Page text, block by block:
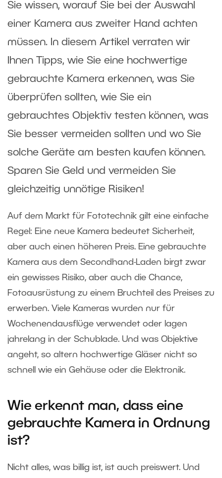
Sie wissen, worauf Sie bei der Auswahl
einer Kamera aus zweiter Hand achten
müssen. In diesem Artikel verraten wir
Ihnen Tipps, wie Sie eine hochwertige
gebrauchte Kamera erkennen, was Sie
überprüfen sollten, wie Sie ein
gebrauchtes Objektiv testen können, was
Sie besser vermeiden sollten und wo Sie
solche Geräte am besten kaufen können.
Sparen Sie Geld und vermeiden Sie
gleichzeitig unnötige Risiken!
Auf dem Markt für Fototechnik gilt eine einfache
Regel: Eine neue Kamera bedeutet Sicherheit,
aber auch einen höheren Preis. Eine gebrauchte
Kamera aus dem Secondhand-Laden birgt zwar
ein gewisses Risiko, aber auch die Chance,
Fotoausrüstung zu einem Bruchteil des Preises zu
erwerben. Viele Kameras wurden nur für
Wochenendausflüge verwendet oder lagen
jahrelang in der Schublade. Und was Objektive
angeht, so altern hochwertige Gläser nicht so
schnell wie ein Gehäuse oder die Elektronik.
Wie erkennt man, dass eine
gebrauchte Kamera in Ordnung
ist?
Nicht alles, was billig ist, ist auch preiswert. Und